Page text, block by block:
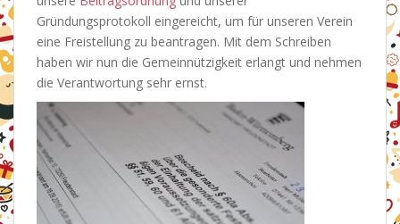
Gründungsprotokoll eingereicht, um für unseren Verein
eine Freistellung zu beantragen. Mit dem Schreiben
haben wir nun die Gemeinnützigkeit erlangt und nehmen
die Verantwortung sehr ernst.